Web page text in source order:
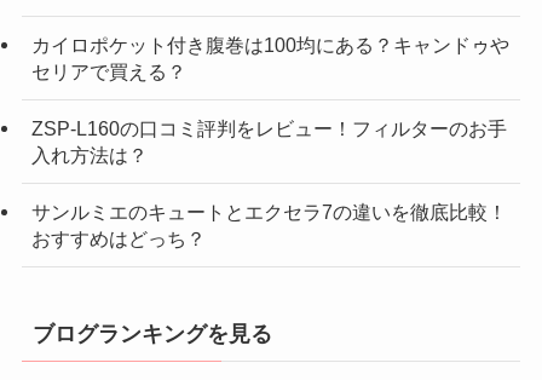
カイロポケット付き腹巻は100均にある？キャンドゥや
セリアで買える？
ZSP-L160の口コミ評判をレビュー！フィルターのお手
入れ方法は？
サンルミエのキュートとエクセラ7の違いを徹底比較！
おすすめはどっち？
ブログランキングを見る